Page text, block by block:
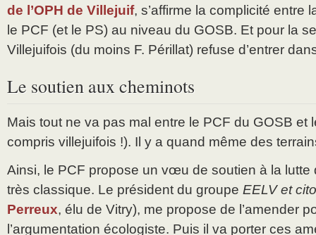
de l’OPH de Villejuif, s’affirme la complicité entre
le PCF (et le PS) au niveau du GOSB. Et pour la
Villejuifois (du moins F. Périllat) refuse d’entrer
Le soutien aux cheminots
Mais tout ne va pas mal entre le PCF du GOSB et
compris villejuifois !). Il y a quand même des
Ainsi, le PCF propose un vœu de soutien à la lutte
très classique. Le président du groupe EELV et
Perreux, élu de Vitry), me propose de l’amender
l’argumentation écologiste. Puis il va porter ces